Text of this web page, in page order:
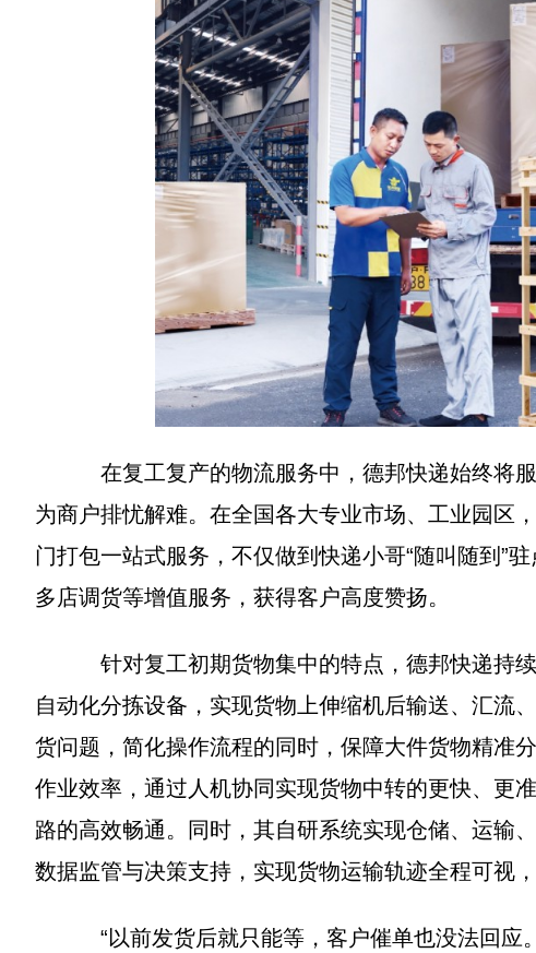
在复工复产的物流服务中，德邦快递始终将服
为商户排忧解难。在全国各大专业市场、工业园区
门打包一站式服务，不仅做到快递小哥“随叫随到”
多店调货等增值服务，获得客户高度赞扬。
针对复工初期货物集中的特点，德邦快递持续
自动化分拣设备，实现货物上伸缩机后输送、汇流
货问题，简化操作流程的同时，保障大件货物精准
作业效率，通过人机协同实现货物中转的更快、更
路的高效畅通。同时，其自研系统实现仓储、运输
数据监管与决策支持，实现货物运输轨迹全程可视
“以前发货后就只能等，客户催单也没法回应。